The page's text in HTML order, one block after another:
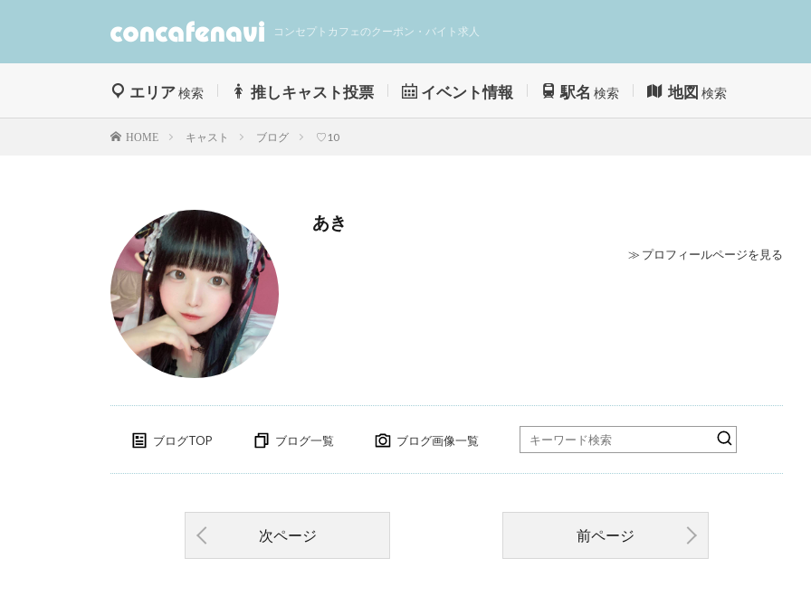
コンセプトカフェのクーポン・バイト求人
エリア検索 推しキャスト投票 イベント情報 駅名 検索 地図 検索
HOME キャスト ブログ ♡10
あき
≫ プロフィールページを見る
ブログTOP ブログ一覧 ブログ画像一覧
次ページ 前ページ